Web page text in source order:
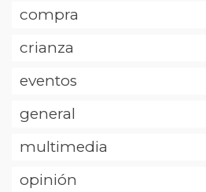
compra
crianza
eventos
general
multimedia
opinión